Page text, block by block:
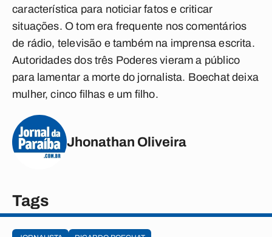
característica para noticiar fatos e criticar
situações. O tom era frequente nos comentários
de rádio, televisão e também na imprensa escrita.
Autoridades dos três Poderes vieram a público
para lamentar a morte do jornalista. Boechat deixa
mulher, cinco filhas e um filho.
Jhonathan Oliveira
Tags